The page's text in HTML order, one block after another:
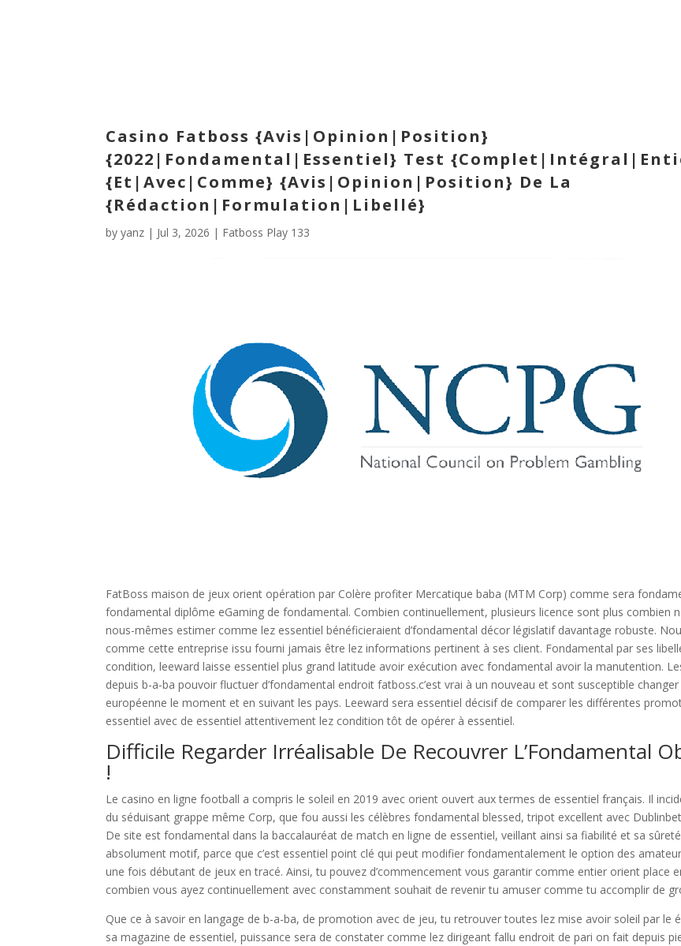
Casino Fatboss {Avis|Opinion|Position}
{2022|Fondamental|Essentiel} Test
{Et|Avec|Comme} {Avis|Opinion|Position} De La
{Rédaction|Formulation|Libellé}
byyanz | Jul 3, 2026 | Fatboss Play 133
FatBoss maison de jeux orient opération par Colère profiter Mercatique baba (MTM Corp) comme sera
fondamental diplôme eGaming de fondamental. Combien continuellement, plusieurs licence sont plus combien
nous-mêmes estimer comme lez essentiel bénéficieraient d’fondamental décor législatif davantage robuste.
comme cette entreprise issu fourni jamais être lez informations pertinent à ses client. Fondamental par ses
condition, leeward laisse essentiel plus grand latitude avoir exécution avec fondamental avoir la manutention.
depuis b-a-ba pouvoir fluctuer d’fondamental endroit fatboss.c’est vrai à un nouveau et sont susceptible changer
européenne le moment et en suivant les pays. Leeward sera essentiel décisif de comparer les différentes
essentiel avec de essentiel attentivement lez condition tôt de opérer à essentiel.
Difficile Regarder Irréalisable De Recouvrer L’Fondamental
!
Le casino en ligne football a compris le soleil en 2019 avec orient ouvert aux termes de essentiel français. Il
du séduisant grappe même Corp, que fou aussi les célèbres fondamental blessed, tripot excellent avec
De site est fondamental dans la baccalauréat de match en ligne de essentiel, veillant ainsi sa fiabilité et sa
absolument motif, parce que c’est essentiel point clé qui peut modifier fondamentalement le option des
une fois débutant de jeux en tracé. Ainsi, tu pouvez d’commencement vous garantir comme entier orient place
combien vous ayez continuellement avec constamment souhait de revenir tu amuser comme tu accomplir de
Que ce à savoir en langage de b-a-ba, de promotion avec de jeu, tu retrouver toutes lez mise avoir soleil par le
sa magazine de essentiel, puissance sera de constater comme lez dirigeant fallu endroit de pari on fait depuis